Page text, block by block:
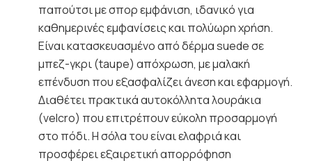
παπούτσι με σπορ εμφάνιση, ιδανικό για
καθημερινές εμφανίσεις και πολύωρη χρήση.
Είναι κατασκευασμένο από δέρμα suede σε
μπεζ-γκρι (taupe) απόχρωση, με μαλακή
επένδυση που εξασφαλίζει άνεση και εφαρμογή.
Διαθέτει πρακτικά αυτοκόλλητα λουράκια
(velcro) που επιτρέπουν εύκολη προσαρμογή
στο πόδι. Η σόλα του είναι ελαφριά και
προσφέρει εξαιρετική απορρόφηση